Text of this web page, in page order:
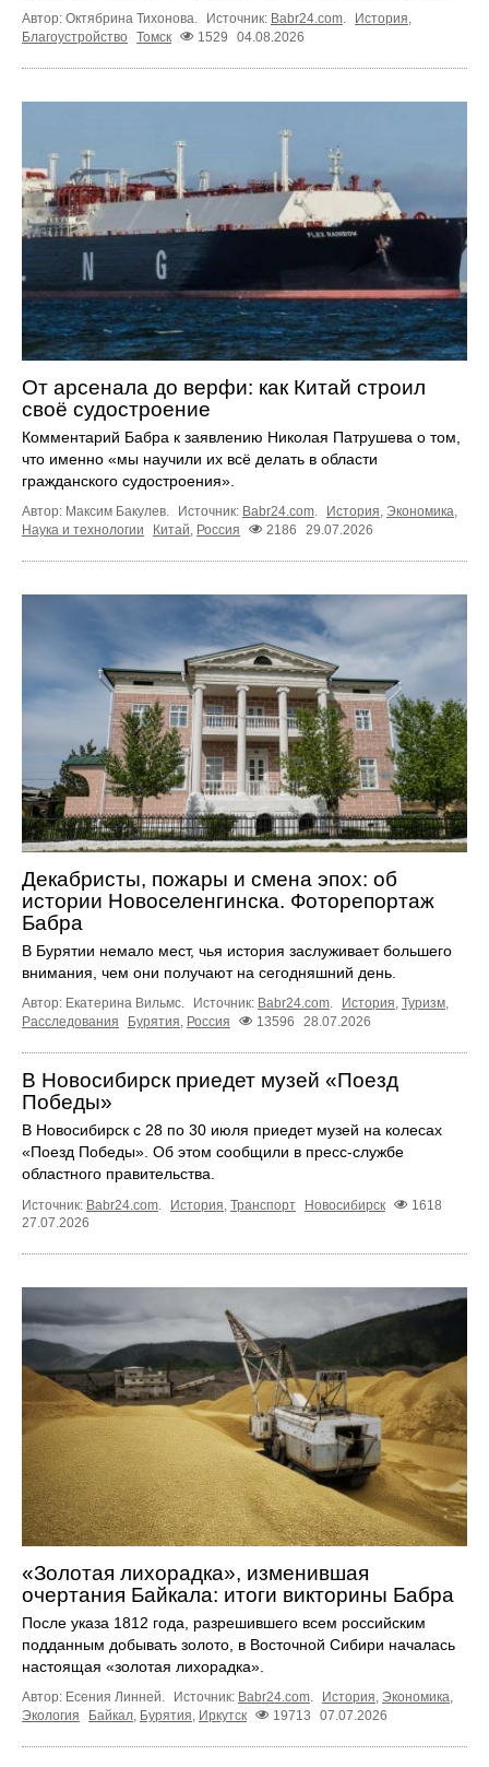
Автор: Октябрина Тихонова. Источник: Babr24.com История
Благоустройство
Томск 1529 04.08.2026
От арсенала до верфи: как Китай строил
своё судостроение
Комментарий Бабра к заявлению Николая Патрушева о том,
что именно «мы научили их всё делать в области
гражданского судостроения».
Автор: Максим Бакулев. Источник: Babr24.com История Экономика
Наука и технологии
Китай Россия 2186 29.07.2026
Декабристы, пожары и смена эпох: об
истории Новоселенгинска. Фоторепортаж
Бабра
В Бурятии немало мест, чья история заслуживает большего
внимания, чем они получают на сегодняшний день.
Автор: Екатерина Вильмс. Источник: Babr24.com. История, Туризм,
Расследования
Бурятия, Россия 13596 28.07.2026
В Новосибирск приедет музей «Поезд
Победы»
В Новосибирск с 28 по 30 июля приедет музей на колесах
«Поезд Победы». Об этом сообщили в пресс-службе
областного правительства.
Источник: Babr24.com. История, Транспорт Новосибирск
1618
27.07.2026
«Золотая лихорадка», изменившая
очертания Байкала: итоги викторины Бабра
После указа 1812 года, разрешившего всем российским
подданным добывать золото, в Восточной Сибири началась
настоящая «золотая лихорадка».
Автор: Есения Линней. Источник: Babr24.com. История, Экономика,
Экология
Байкал, Бурятия, Иркутск 19713 07.07.2026